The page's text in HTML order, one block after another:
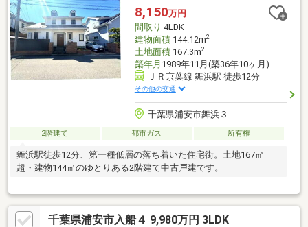
サイズ確認）。現在は空室物件となっております。すっきりとし
た景観に佇む注文仕様の邸宅、実際にお部屋を見てみませんか？
設備保証免責・契約不適合責任免責
8,150万円
間取り 4LDK
建物面積144.12m2
土地面積167.3m2
築年月 1989年11月(築36年10ヶ月)
ＪＲ京葉線 舞浜駅 徒歩12分
その他の交通
千葉県浦安市舞浜３
2階建て 都市ガス 所有権
舞浜駅徒歩12分、第一種低層の落ち着いた住宅街。土地167㎡
超・建物144㎡のゆとりある2階建て中古戸建です。
千葉県浦安市入船４ 9,980万円 3LDK